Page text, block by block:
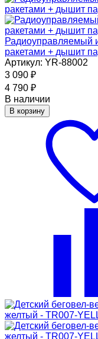
Радиоуправляемый
ракетами + дышит
Артикул: YR-88002
3 090 ₽
4 790 ₽
В наличии
В корзину